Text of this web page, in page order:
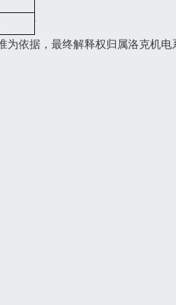
依据，最终解释权归属洛克机